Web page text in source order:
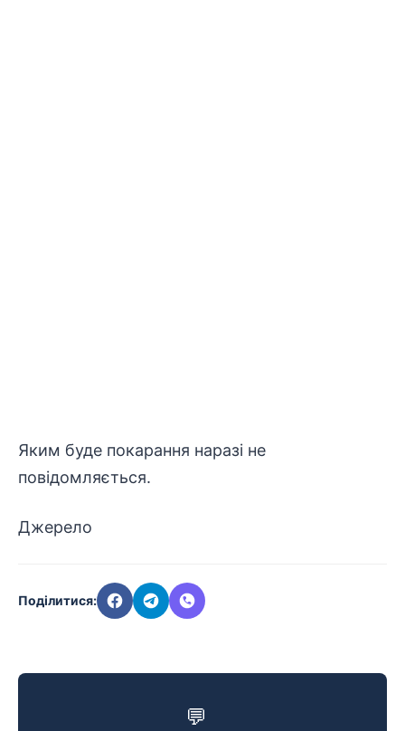
Яким буде покарання наразі не
повідомляється.
Джерело
Поділитися:
💬